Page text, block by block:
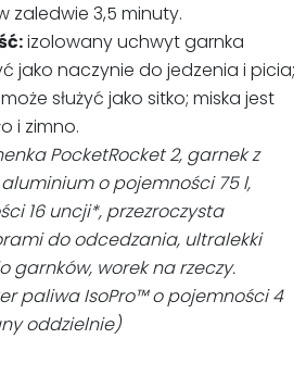
zaledwie 3,5 minuty.
izolowany uchwyt garnka
jako naczynie do jedzenia i picia;
służyć jako sitko; miska jest
i zimno.
PocketRocket 2, garnek z
o pojemności 75 l,
16 uncji*, przezroczysta
do odcedzania, ultralekki
garnków, worek na rzeczy.
paliwa IsoPro™ o pojemności 4
oddzielnie)